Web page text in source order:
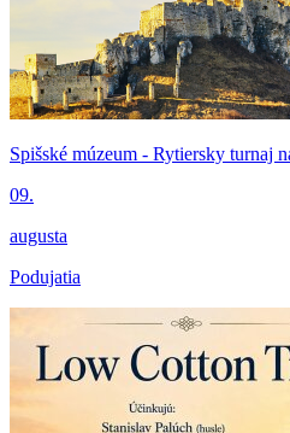
Spišské múzeum - Rytiersky turnaj
09.
augusta
Podujatia